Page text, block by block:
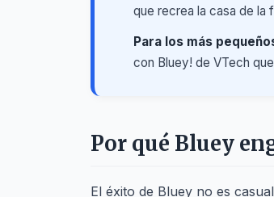
que recrea la casa de la
Para los más
con Bluey! de VTech
Por qué Bluey
El éxito de Bluey no es